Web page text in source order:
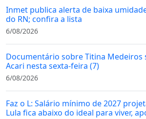
Inmet publica alerta de baixa
do RN; confira a lista
6/08/2026
Documentário sobre Titina Medeiros
Acari nesta sexta-feira (7)
6/08/2026
Faz o L: Salário mínimo de 2027
Lula fica abaixo do ideal para viver,